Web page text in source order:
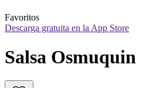
Favoritos
Descarga gratuita en la App Store
Salsa Osmuquin